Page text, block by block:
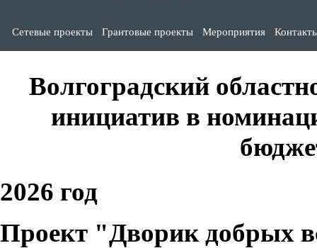
Сетевые проекты Грантовые проекты Мероприятия
Волгоградский
инициатив в
2026 год
Проект "Дворик добрых